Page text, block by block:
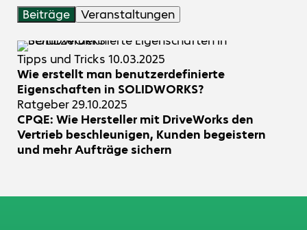
Beiträge Veranstaltungen
Tipps und Tricks 10.03.2025
Wie erstellt man benutzerdefinierte
Eigenschaften in SOLIDWORKS?
Ratgeber29.10.2025
CPQE: Wie Hersteller mit DriveWorks den
Vertrieb beschleunigen, Kunden begeistern
und mehr Aufträge sichern